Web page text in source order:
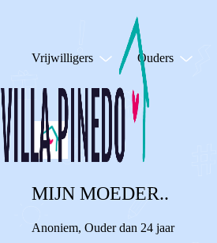
Vrijwilligers Ouders
MIJN MOEDER..
Anoniem, Ouder dan 24 jaar